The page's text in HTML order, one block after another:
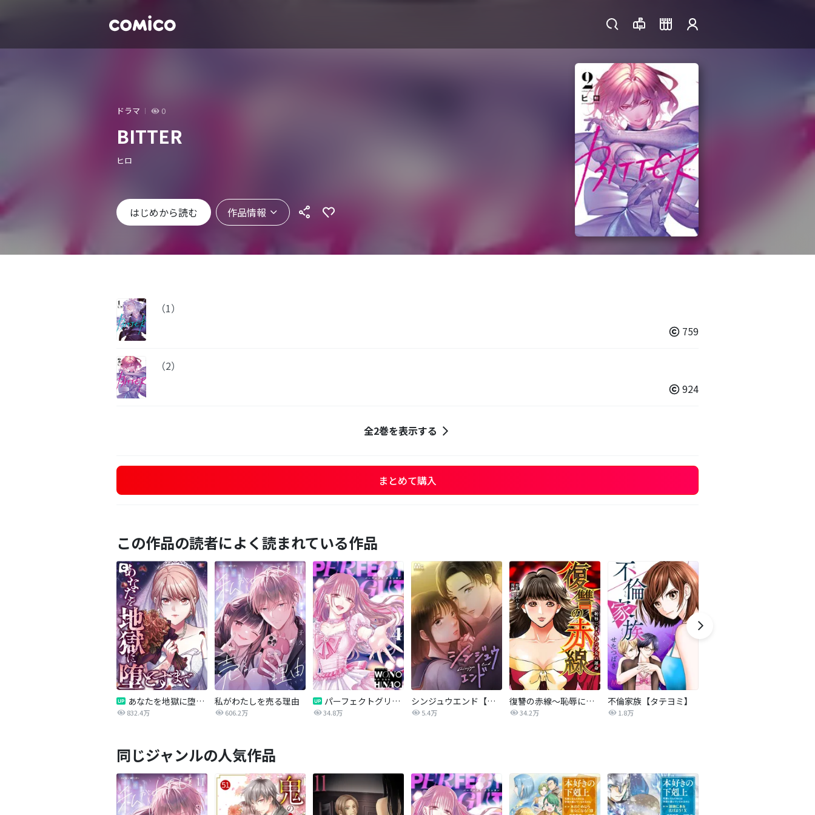
ドラマ 0
BITTER
ヒロ
はじめから読む 作品情報
（1）
759
（2）
924
全2巻を表示する
まとめて購入
この作品の読者によく読まれている作品
あなたを地獄に堕とすまで
832.4万
私がわたしを売る理由
606.2万
パーフェクトグリッター
34.8万
シンジュウエンド【タテヨミ】
5.4万
復讐の赤線～恥辱にまみれた少女の運命～【タテヨミ】
34.2万
不倫家族【タテヨミ】
1.8万
同じジャンルの人気作品